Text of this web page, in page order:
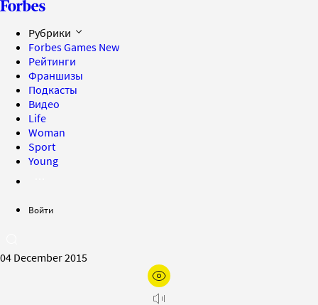
Рубрики
Forbes Games New
Рейтинги
Франшизы
Подкасты
Видео
Life
Woman
Sport
Young
Войти
04 December 2015